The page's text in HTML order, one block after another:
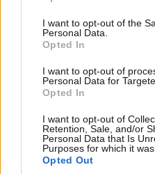
use your data for below
consent section.
I want to opt-out of the
Personal Data.
Opted In
I want to opt-out of
Personal Data for
Opted In
I want to opt-out of
Retention, Sale, and/or
Personal Data that Is
Purposes for which it was
Opted Out
Νία Βαρντάλος –
σχέση που θυμίζει
πάνω από τέσσερα